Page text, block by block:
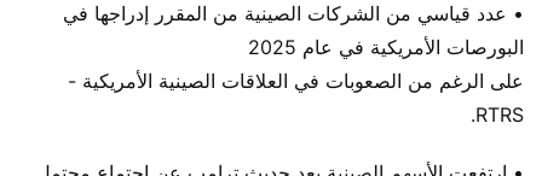
• عدد قياسي من الشركات الصينية من المقرر إدراجها في
البورصات الأمريكية في عام 2025
على الرغم من الصعوبات في العلاقات الصينية الأمريكية -
RTRS.